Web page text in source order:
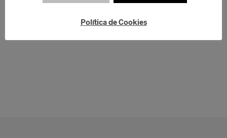
€169,00
Política de Cookies